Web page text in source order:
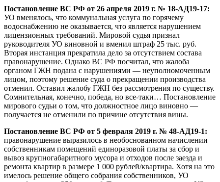
Постановление ВС РФ от 26 апреля 2019 г. № 18-АД19-17:
УО вменялось, что коммунальная услуга по горячему
водоснабжению не оказывается, что является нарушением
лицензионных требований. Мировой судья признал
руководителя УО виновной и вменил штраф 25 тыс. руб.
Вторая инстанция прекратила дело за отсутствием состава
правонарушение. Однако ВС РФ посчитал, что жалоба
органом ГЖН подана с нарушениями — неуполномоченным
лицом, поэтому решение суда о прекращении производства
отменил. Оставил жалобу ГЖН без рассмотрения по существу.
Сомнительная, конечно, победа, но все-таки… Постановление
мирового судьи о том, что должностное лицо виновно —
получается не отменили по причине отсутствия вины.
Постановление ВС РФ от 5 февраля 2019 г. № 48-АД19-1:
правонарушение выразилось в необоснованном начислении
собственникам помещений единоразовой платы за сбор и
вывоз крупногабаритного мусора и отходов после заезда и
ремонта квартир в размере 1 000 рублей/квартира. Хотя на это
имелось решение общего собрания собственников, УО